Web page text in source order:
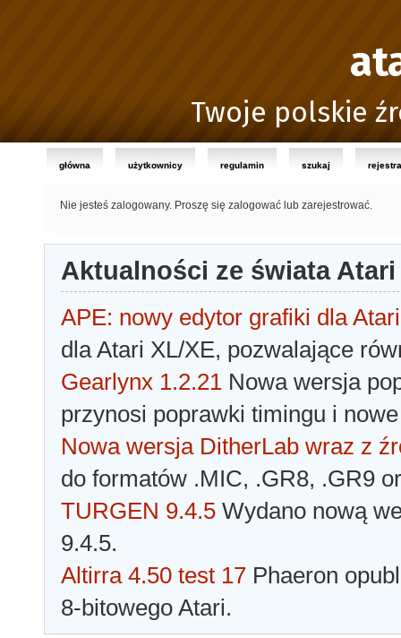
Twoje polskie
główna użytkownicy regulamin szukaj
Nie jesteś zalogowany. Proszę się zalogować lub zarejestrować.
Aktualności ze świata Atari
APE: nowy edytor grafiki dla Atari
dla Atari XL/XE, pozwalające
Gearlynx 1.2.21 Nowa wersja
przynosi poprawki timingu i
Nowa wersja DitherLab wraz z
do formatów .MIC, .GR8, .GR9
TURGEN 9.4.5 Wydano nową
9.4.5.
Altirra 4.50 test 17 Phaeron
8-bitowego Atari.